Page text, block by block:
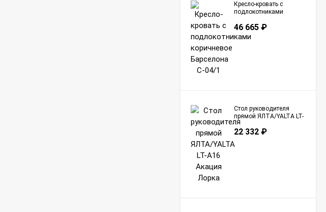
Кресло-кровать с
подлокотниками
С-04/1
46 665 ₽
Стол руководителя
прямой ЯЛТА/YALTA LT-
A16 Акация Лорка
22 332 ₽